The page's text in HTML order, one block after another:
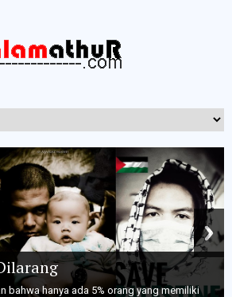
bahwa hanya ada 5% orang yang memiliki